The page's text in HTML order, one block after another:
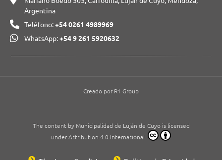
Argentina
Teléfono:+54 0261 4989969
WhatsApp:+54 9 261 5920632
The content by Municipalidad de Luján de Cuyo is licensed
under Attribution 4.0 International
Creado por R1 Group